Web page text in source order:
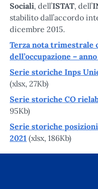
Sociali, dell’ISTAT, dell’
stabilito dall’accordo
dicembre 2015.
Terza nota trimestrale
dell’occupazione – anno
Serie storiche Inps
(xlsx, 27Kb)
Serie storiche CO
95Kb)
Serie storiche
2021 (xlsx, 186Kb)